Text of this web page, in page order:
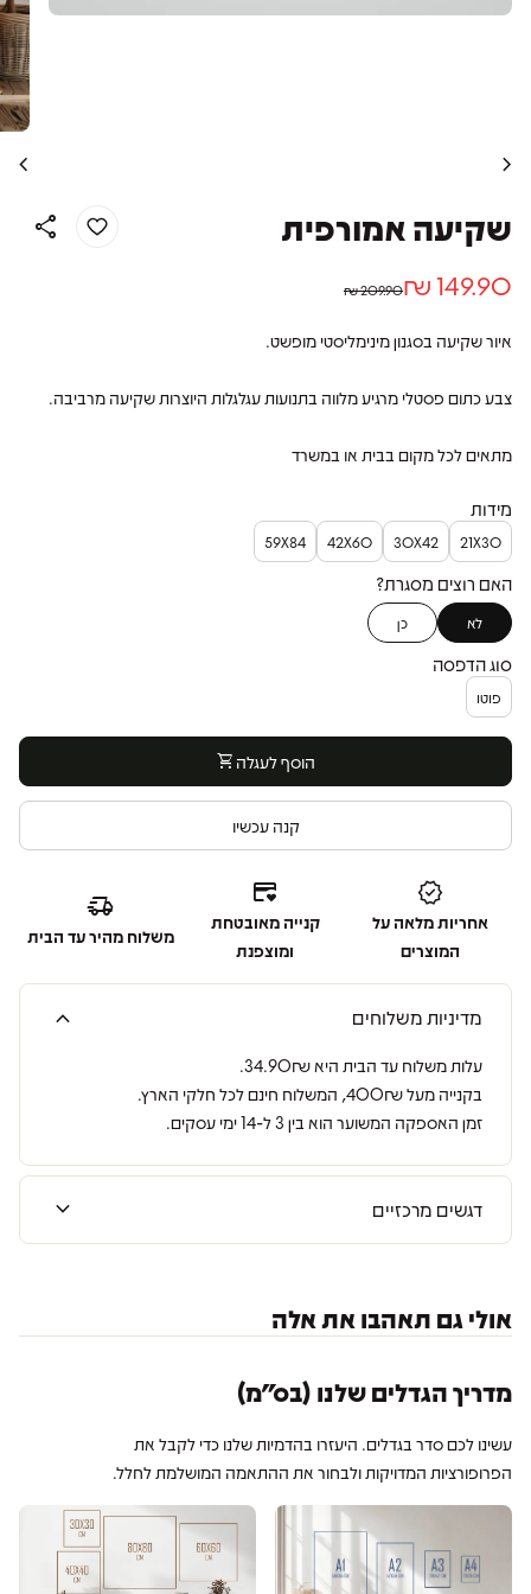
chevron_right
chevron_left
שקיעה אמורפית share
מחיר רגיל 209.90 ₪ מחיר מבצע 149.90 ₪
איור שקיעה בסגנון מינימליסטי מופשט.
צבע כתום פסטלי מרגיע מלווה בתנועות עגלגלות היוצרות שקיעה מרביבה.
מתאים לכל מקום בבית או במשרד
מידות
21X30
30X42
42X60
59X84
האם רוצים מסגרת?
לא כן
סוג הדפסה
פוטו
shopping_cart הוסף לעגלה
קנה עכשיו
verified
אחריות מלאה על
המוצרים
credit_card_heart
קנייה מאובטחת
ומוצפנת
delivery_truck_speed
משלוח מהיר עד הבית
מדיניות משלוחים expand_more
עלות משלוח עד הבית היא 34.90₪.
בקנייה מעל 400₪, המשלוח חינם לכל חלקי הארץ.
זמן האספקה המשוער הוא בין 3 ל-14 ימי עסקים.
דגשים מרכזיים expand_more
אולי גם תאהבו את אלה
מדריך הגדלים שלנו (בס״מ)
עשינו לכם סדר בגדלים. היעזרו בהדמיות שלנו כדי לקבל את
הפרופורציות המדויקות ולבחור את ההתאמה המושלמת לחלל.